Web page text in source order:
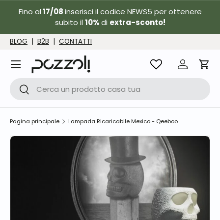
Passa ai contenuti
Fino al17/08inserisci il codice NEWS5 per ottenere
subito il 10%di extra-sconto!
BLOG | B2B | CONTATTI
Cerca
Cerca
Accedi
Menu
Pagina principale Lampada Ricaricabile Mexico - Qeeboo